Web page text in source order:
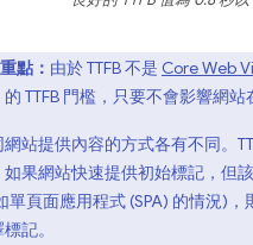
重點： 由於 TTFB 不是 Core Web
TTFB 門檻，只要不會影響網站
網站提供內容的方式各有不同。
如果網站快速提供初始標記，但
單頁面應用程式 (SPA) 的情況)
記。